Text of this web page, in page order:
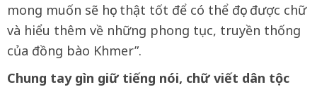
mong muốn sẽ học thật tốt để có thể đọc được chữ
và hiểu thêm về những phong tục, truyền thống
của đồng bào Khmer”.
Chung tay gìn giữ tiếng nói, chữ viết dân tộc